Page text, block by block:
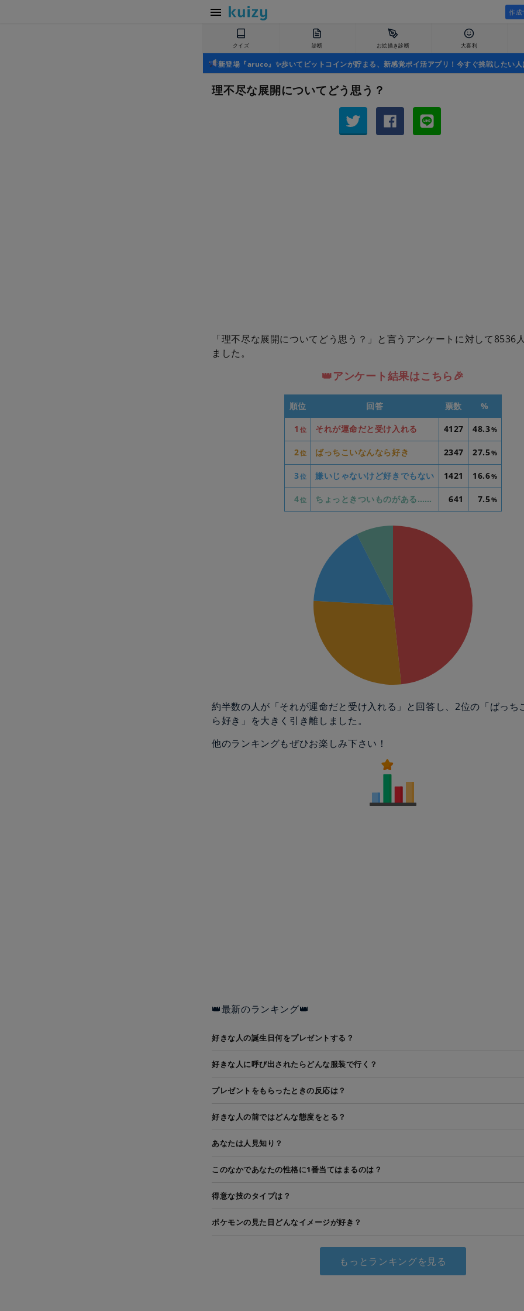
作成
クイズ 診断 お絵描き診断 大喜利
新登場『aruco』✨歩いてビットコインが貯まる、新感覚ポイ活アプリ！今すぐ挑戦したい人
理不尽な展開についてどう思う？
「理不尽な展開についてどう思う？」と言うアンケートに対して8536
ました。
👑アンケート結果はこちら🎉
順位 回答 票数 %
1 位 それが運命だと受け入れる 4127 48.3%
2位 ばっちこいなんなら好き 2347 27.5%
3位 嫌いじゃないけど好きでもない 1421 16.6%
4位 ちょっときついものがある…… 641 7.5%
約半数の人が「それが運命だと受け入れる」と回答し、2位の「ばっち
ら好き」を大きく引き離しました。
他のランキングもぜひお楽しみ下さい！
👑最新のランキング👑
好きな人の誕生日何をプレゼントする？
好きな人に呼び出されたらどんな服装で行く？
プレゼントをもらったときの反応は？
好きな人の前ではどんな態度をとる？
あなたは人見知り？
このなかであなたの性格に1番当てはまるのは？
得意な技のタイプは？
ポケモンの見た目どんなイメージが好き？
もっとランキングを見る